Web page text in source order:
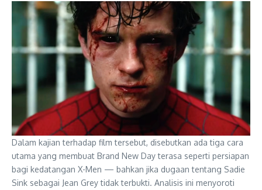
Dalam kajian terhadap film tersebut, disebutkan ada tiga cara
utama yang membuat Brand New Day terasa seperti persiapan
bagi kedatangan X-Men — bahkan jika dugaan tentang Sadie
Sink sebagai Jean Grey tidak terbukti. Analisis ini menyoroti